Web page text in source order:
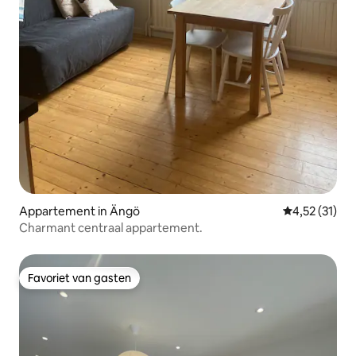
Appartement in Ängö Gemiddelde
4,52 (31)
Charmant centraal appartement.
Favoriet van gasten
Favoriet van gasten